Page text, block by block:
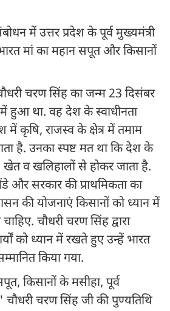
में उत्तर प्रदेश के पूर्व मुख्यमंत्री
मां का महान सपूत और किसानों
चरण सिंह का जन्म 23 दिसंबर
में हुआ था. वह देश के स्वाधीनता
कृषि, राजस्व के क्षेत्र में तमाम
है. उनका स्पष्ट मत था कि देश के
खेत व खलिहालों से होकर जाता है.
और सरकार की प्राथमिकता का
की योजनाएं किसानों को ध्यान में
चौधरी चरण सिंह द्वारा
को ध्यान में रखते हुए उन्हें भारत
किया गया.
किसानों के मसीहा, पूर्व
चौधरी चरण सिंह जी की पुण्यतिथि